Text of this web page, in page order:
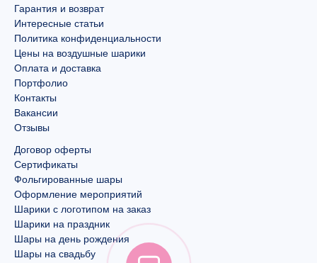
Гарантия и возврат
Интересные статьи
Политика конфиденциальности
Цены на воздушные шарики
Оплата и доставка
Портфолио
Контакты
Вакансии
Отзывы
Договор оферты
Сертификаты
Фольгированные шары
Оформление мероприятий
Шарики с логотипом на заказ
Шарики на праздник
Шары на день рождения
Шары на свадьбу